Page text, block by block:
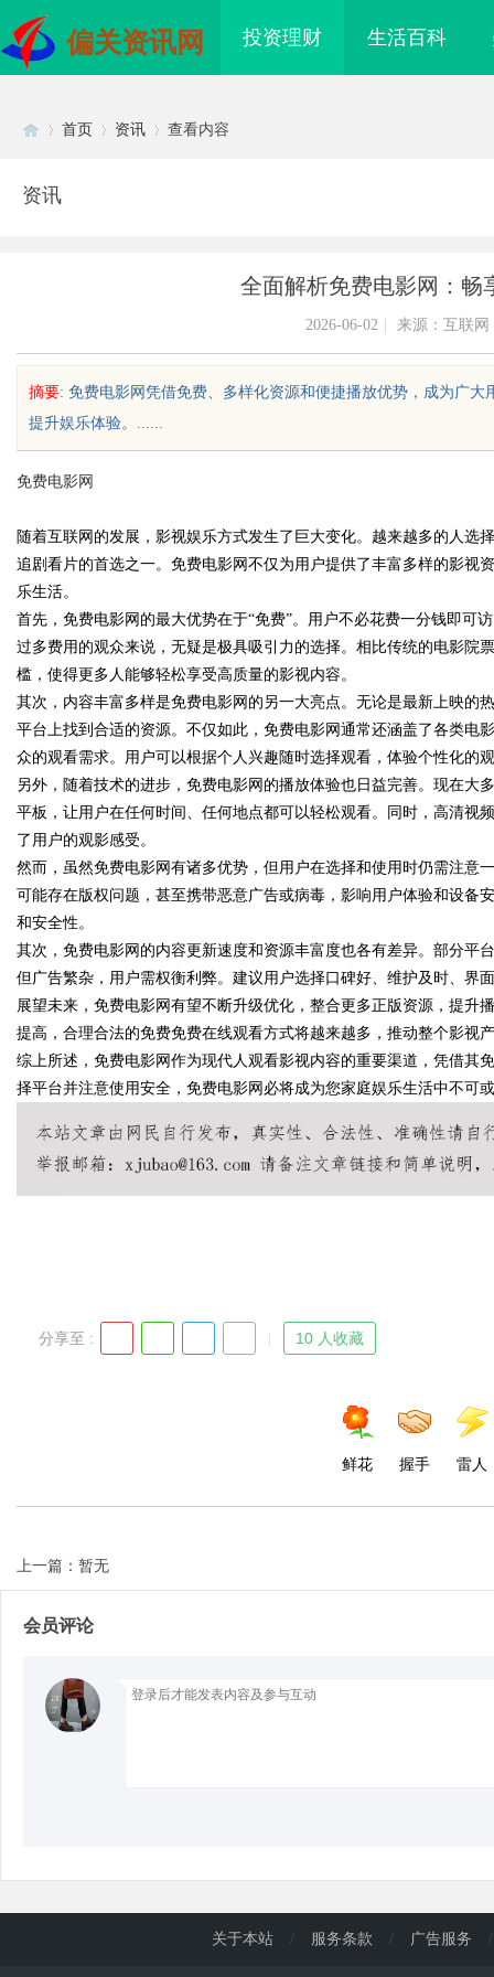
偏关资讯网 投资理财 生活百科
uz
!
Bo
首页 资讯 查看内容
资讯
全面解析免费电影网：畅
2026-06-02 来源：互联网
摘要: 免费电影网凭借免费、多样化资源和便捷播放优势，成为广
提升娱乐体验。......
免费电影网
随着互联网的发展，影视娱乐方式发生了巨大变化。越来越多的人选
追剧看片的首选之一。免费电影网不仅为用户提供了丰富多样的影视
乐生活。
首先，免费电影网的最大优势在于“免费”。用户不必花费一分钱即可
过多费用的观众来说，无疑是极具吸引力的选择。相比传统的电影院
槛，使得更多人能够轻松享受高质量的影视内容。
其次，内容丰富多样是免费电影网的另一大亮点。无论是最新上映的
平台上找到合适的资源。不仅如此，免费电影网通常还涵盖了各类电
众的观看需求。用户可以根据个人兴趣随时选择观看，体验个性化的
另外，随着技术的进步，免费电影网的播放体验也日益完善。现在大
平板，让用户在任何时间、任何地点都可以轻松观看。同时，高清视
了用户的观影感受。
然而，虽然免费电影网有诸多优势，但用户在选择和使用时仍需注意
可能存在版权问题，甚至携带恶意广告或病毒，影响用户体验和设备
和安全性。
其次，免费电影网的内容更新速度和资源丰富度也各有差异。部分平
但广告繁杂，用户需权衡利弊。建议用户选择口碑好、维护及时、界
展望未来，免费电影网有望不断升级优化，整合更多正版资源，提升
提高，合理合法的免费免费在线观看方式将越来越多，推动整个影视
综上所述，免费电影网作为现代人观看影视内容的重要渠道，凭借其
择平台并注意使用安全，免费电影网必将成为您家庭娱乐生活中不可
分享至 : 10 人收藏
鲜花 握手 雷人
上一篇：暂无
会员评论
影体验的未来娱乐
星图AI助力产业金融智能升级
关于本站 / 服务条款 / 广告服务 /